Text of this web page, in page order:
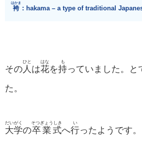
袴
はかま
：hakama – a type of traditional
その人
ひと
は花
はな
を持
も
っていました。と
た。
大学
だいがく
の卒業式
そつぎょうしき
へ行
い
ったようです。